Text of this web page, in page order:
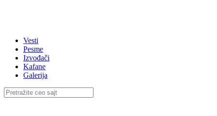
Vesti
Pesme
Izvođači
Kafane
Galerija